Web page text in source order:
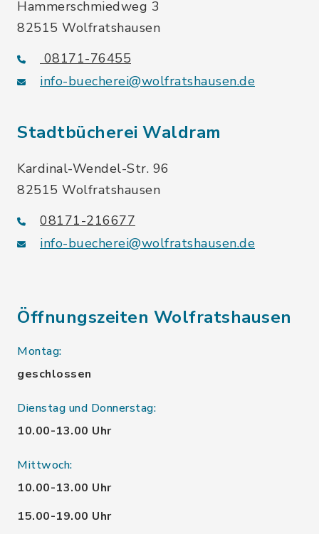
Hammerschmiedweg 3
82515 Wolfratshausen
08171-76455
info-buecherei@wolfratshausen.de
Stadtbücherei Waldram
Kardinal-Wendel-Str. 96
82515 Wolfratshausen
08171-216677
info-buecherei@wolfratshausen.de
Öffnungszeiten Wolfratshausen
Montag:
geschlossen
Dienstag und Donnerstag:
10.00-13.00 Uhr
Mittwoch:
10.00-13.00 Uhr
15.00-19.00 Uhr